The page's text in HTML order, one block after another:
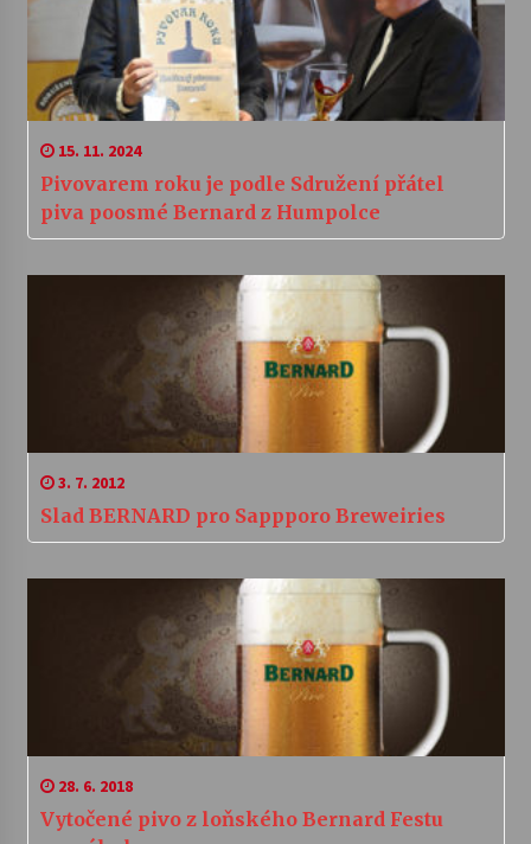
15. 11. 2024
Pivovarem roku je podle Sdružení přátel
piva poosmé Bernard z Humpolce
3. 7. 2012
Slad BERNARD pro Sappporo Breweiries
28. 6. 2018
Vytočené pivo z loňského Bernard Festu